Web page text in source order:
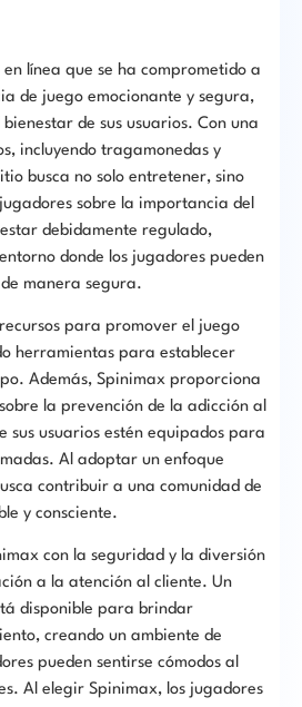
línea que se ha comprometido a
de juego emocionante y segura,
de sus usuarios. Con una
incluyendo tragamonedas y
busca no solo entretener, sino
sobre la importancia del
debidamente regulado,
donde los jugadores pueden
manera segura.
para promover el juego
herramientas para establecer
Además, Spinimax proporciona
la prevención de la adicción al
sus usuarios estén equipados para
Al adoptar un enfoque
contribuir a una comunidad de
y consciente.
con la seguridad y la diversión
a la atención al cliente. Un
disponible para brindar
creando un ambiente de
pueden sentirse cómodos al
Al elegir Spinimax, los jugadores